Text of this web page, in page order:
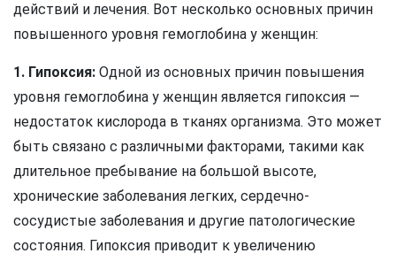
действий и лечения. Вот несколько основных причин
повышенного уровня гемоглобина у женщин:
1. Гипоксия: Одной из основных причин повышения
уровня гемоглобина у женщин является гипоксия —
недостаток кислорода в тканях организма. Это может
быть связано с различными факторами, такими как
длительное пребывание на большой высоте,
хронические заболевания легких, сердечно-
сосудистые заболевания и другие патологические
состояния. Гипоксия приводит к увеличению